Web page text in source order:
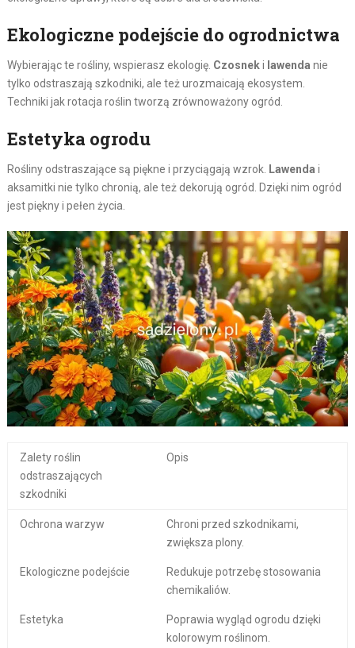
Ekologiczne podejście do ogrodnictwa
Wybierając te rośliny, wspierasz ekologię. Czosneki lawenda nie
tylko odstraszają szkodniki, ale też urozmaicają ekosystem.
Techniki jak rotacja roślin tworzą zrównoważony ogród.
Estetyka ogrodu
Rośliny odstraszające są piękne i przyciągają wzrok. Lawenda i
aksamitki nie tylko chronią, ale też dekorują ogród. Dzięki nim ogród
jest piękny i pełen życia.
Zalety roślin
odstraszających
szkodniki
Opis
Ochrona warzyw
Chroni przed szkodnikami,
zwiększa plony.
Ekologiczne podejście
Redukuje potrzebę stosowania
chemikaliów.
Estetyka
Poprawia wygląd ogrodu dzięki
kolorowym roślinom.